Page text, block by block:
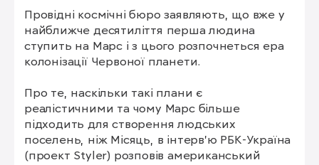
Провідні космічні бюро заявляють, що вже у
найближче десятиліття перша людина
ступить на Марс і з цього розпочнеться ера
колонізації Червоної планети.
Про те, наскільки такі плани є
реалістичними та чому Марс більше
підходить для створення людських
поселень, ніж Місяць, в інтерв’ю РБК-Україна
(проект Styler) розповів американський